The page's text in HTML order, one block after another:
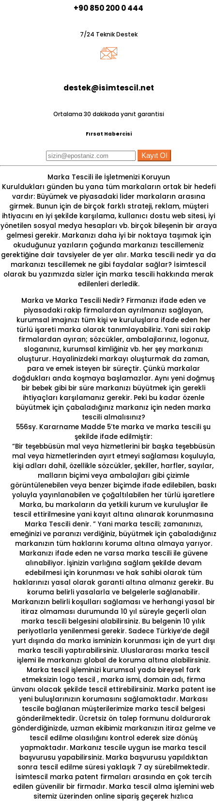
+90 850 200 0 444
7/24 Teknik Destek
destek@isimtescil.net
Ortalama 30 dakikada yanıt garantisi
Fırsat Habercisi
Kayıt Ol
Marka Tescili ile İşletmenizi Koruyun
Kuruldukları günden bu yana tüm markaların ortak bir hedefi
vardır: Büyümek ve piyasadaki lider markaların arasına
girmek. Bunun için de birçok farklı strateji, reklam, müşteri
ihtiyacını en iyi şekilde karşılama, kullanıcı dostu web sitesi, iyi
yönetilen sosyal medya hesapları vb. birçok bileşenin bir araya
gelmesi gerekir. Markanızı daha iyi bir noktaya taşımak için
okuduğunuz yazıların çoğunda markanızı tescillemeniz
gerektiğine dair tavsiyeler de yer alır. Marka tescili nedir ya da
markanızı tescillemek ne gibi faydalar sağlar? İsimtescil
olarak bu yazımızda sizler için marka tescili hakkında merak
edilenleriderledik.
Marka ve Marka Tescili Nedir? Firmanızı ifade eden ve
piyasadaki rakip firmalardan ayrılmanızı sağlayan,
kurumsal imajınızı tüm kişi ve kuruluşlara ifade eden her
türlü işareti marka olarak tanımlayabiliriz. Yani sizi rakip
firmalardan ayıran; sözcükler, ambalajlarınız, logonuz,
sloganınız, kurumsal kimliğiniz vb. her şey markanızı
oluşturur. Hayalinizdeki markayı oluşturmak da zaman,
para ve emek isteyen bir süreçtir. Çünkü markalar
doğdukları anda koşmaya başlamazlar. Aynı yeni doğmuş
bir bebek gibi bir süre markanızı büyütmek için gerekli
ihtiyaçları karşılamanız gerekir. Peki bu kadar özenle
büyütmek için çabaladığınız markanız için neden marka
tescili almalısınız?
556sy. Kararname Madde 5’te marka ve marka tescili şu
şekilde ifade edilmiştir:
“Bir teşebbüsün mal veya hizmetlerini bir başka teşebbüsün
mal veya hizmetlerinden ayırt etmeyi sağlaması koşuluyla,
kişi adları dahil, özellikle sözcükler, şekiller, harfler, sayılar,
malların biçimi veya ambalajları gibi çizimle
görüntülenebilen veya benzer biçimde ifade edilebilen, baskı
yoluyla yayınlanabilen ve çoğaltılabilen her türlü işaretlere
Marka, bu markaların da yetkili kurum ve kuruluşlar ile
tescil ettirilmesine yani kayıt altına alınarak korunmasına
Marka Tescili denir. ” Yani marka tescili; zamanınızı,
emeğinizi ve paranızı verdiğiniz, büyütmek için çabaladığınız
markanızın tüm haklarını koruma altına almaya yarıyor.
Markanızı ifade eden ne varsa marka tescili ile güvene
alınabiliyor. İşinizin varlığına sağlam şekilde devam
edebilmesi için korunması ve hak sahibi olarak tüm
haklarınızı yasal olarak garanti altına almanız gerekir. Bu
koruma belirli yasalarla ve belgelerle sağlanabilir.
Markanızın belirli koşulları sağlaması ve herhangi yasal bir
itiraz olmaması durumunda 10 yıl süreyle geçerli olan
marka tescili belgesini alabilirsiniz. Bu belgenin 10 yılık
periyotlarla yenilenmesi gerekir. Sadece Türkiye’de değil
yurt dışında da marka isminizin korunması için de yurt dışı
marka tesciliyaptırabilirsiniz.Uluslararası marka tescil
işlemi ile markanızı global de koruma altına alabilirsiniz.
Marka tescil işleminizi kurumsal yada bireysel fark
etmeksizin logo tescil , marka ismi, domain adı, firma
ünvanı olacak şekilde tescil ettirebilirsiniz. Marka patent ise
yeni buluşlarınızın korumasını sağlamaktadır. Markası
tescile bağlanan müşterilerimize marka tescil belgesi
gönderilmektedir. Ücretsiz ön talep formunu doldurarak
gönderdiğinizde, uzman ekibimiz markanızın itiraz gelme ve
tescil edilme olasılığını kontrol ederek size dönüş
yapmaktadır. Markanız tescile uygun ise marka tescil
başvurusu yapabilirsiniz. Marka başvurusu yapıldıktan
sonra tescil edilme süresi yaklaşık 7 ay sürebilmektedir.
İsimtescil marka patent firmaları arasında en çok tercih
edilen güvenilir bir firmadır. Marka tescil alma işlemini web
sitemiz üzerinden online sipariş geçerek hızlıca